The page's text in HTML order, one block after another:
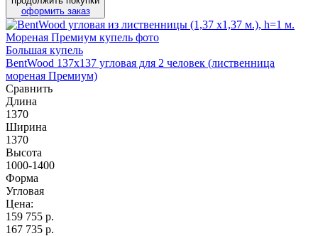
оформить заказ
Большая купель
BentWood 137х137 угловая для 2 человек (лиственница
мореная Премиум)
Сравнить
Длина
1370
Ширина
1370
Высота
1000-1400
Форма
Угловая
Цена:
159 755 р.
167 735 р.